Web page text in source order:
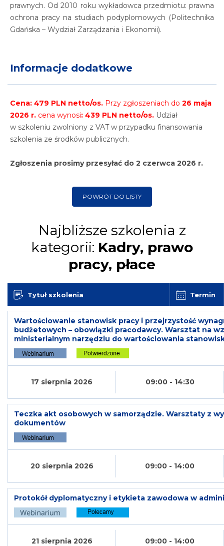
prawnych. Od 2010 roku wykładowca przedmiotu: prawna
ochrona pracy na studiach podyplomowych (Politechnika
Gdańska – Wydział Zarządzania i Ekonomii).
Informacje dodatkowe
Cena: 479 PLN netto/os. Przy zgłoszeniach do 26 maja
2026 r. cena wynosi: 439 PLN netto/os. Udział
w szkoleniu zwolniony z VAT w przypadku finansowania
szkolenia ze środków publicznych.
Zgłoszenia prosimy przesyłać do 2 czerwca 2026 r.
POWRÓT DO LISTY
Najbliższe szkolenia z
kategorii: Kadry, prawo
pracy, płace
Tytuł szkolenia Termin
Wartościowanie stanowisk pracy i przejrzystość
budżetowych – obowiązki pracodawcy. Warsztat na
ministerialnym narzędziu do wartościowania
17 sierpnia 2026 09:00 - 14:30
Teczka akt osobowych w samorządzie. Warsztaty z
dokumentów
20 sierpnia 2026 09:00 - 14:00
Protokół dyplomatyczny i etykieta zawodowa w
21 sierpnia 2026 09:00 - 14:00